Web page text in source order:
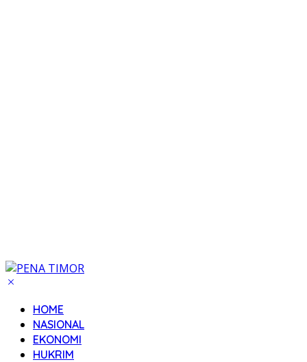
HOME
NASIONAL
EKONOMI
HUKRIM